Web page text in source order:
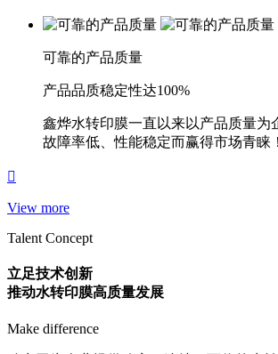
可靠的产品质量
产品品质稳定性达100%
鑫烨水转印膜一直以来以产品质量为
故障率低、性能稳定而赢得市场青睐！
View more
Talent Concept
立足技术创新
推动水转印膜高质量发展
Make difference